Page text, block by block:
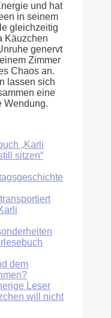
und hat
in seinem
gleichzeitig
Käuzchen
genervt
Zimmer
Chaos an.
lassen sich
eine
Wendung.
„Karli
sitzen“
dem
Leser
will nicht